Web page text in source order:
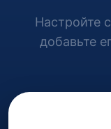
Настройте
добавьте